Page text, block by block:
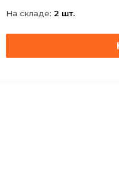
На складе: 2 шт.